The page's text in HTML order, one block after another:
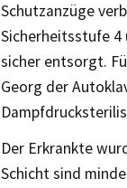
Schutzanzüge
Sicherheitsstufe
sicher entsorgt.
Georg der
Der Erkrankte
Schicht sind